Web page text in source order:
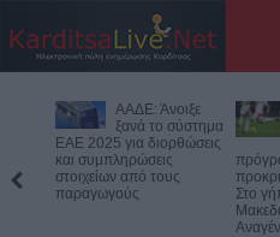
Κύπελλο
Ελλάδας: Το
πλήρες
πρόγραμμα του 2ου
προκριματικού γύρου -
Στο γήπεδο του
των